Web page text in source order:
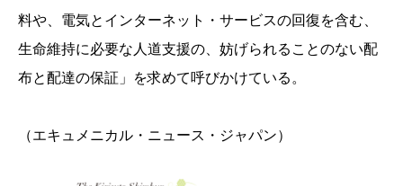
料や、電気とインターネット・サービスの回復を含む、
生命維持に必要な人道支援の、妨げられることのない配
布と配達の保証」を求めて呼びかけている。
（エキュメニカル・ニュース・ジャパン）